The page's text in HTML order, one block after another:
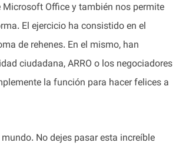
Office y también nos permite
El ejercicio ha consistido en el
de rehenes. En el mismo, han
ciudadana, ARRO o los negociadores
la función para hacer felices a
No dejes pasar esta increíble